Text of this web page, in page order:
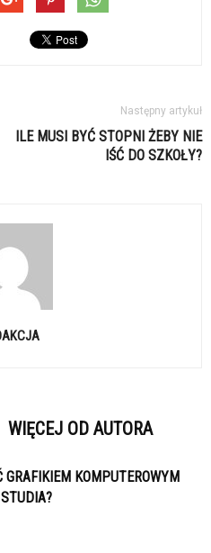
Następny artykuł
ILE MUSI BYĆ STOPNI ŻEBY NIE
IŚĆ DO SZKOŁY?
WIĘCEJ OD AUTORA
GRAFIKIEM KOMPUTEROWYM